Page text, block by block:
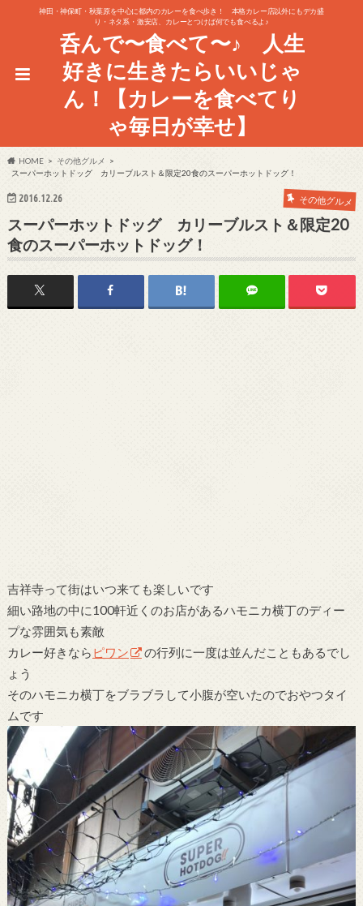
神田・神保町・秋葉原を中心に都内のカレーを食べ歩き！ 本格カレー店以外にもデカ盛
り・ネタ系・激安店、カレーとつけば何でも食べるよ♪
呑んで〜食べて〜♪ 人生
好きに生きたらいいじゃ
ん！【カレーを食べてり
ゃ毎日が幸せ】
HOME
その他グルメ
スーパーホットドッグ カリーブルスト＆限定20食のスーパーホットドッグ！
2016.12.26 その他グルメ
スーパーホットドッグ カリーブルスト＆限定20
食のスーパーホットドッグ！
吉祥寺って街はいつ来ても楽しいです
細い路地の中に100軒近くのお店があるハモニカ横丁のディー
プな雰囲気も素敵
カレー好きなら ピワン
の行列に一度は並んだこともあるでし
ょう
そのハモニカ横丁をブラブラして小腹が空いたのでおやつタイ
ムです